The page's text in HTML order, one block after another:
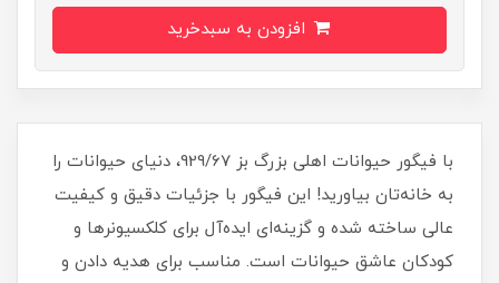
با فیگور حیوانات اهلی بزرگ بز 929/67، دنیای حیوانات را
به خانه‌تان بیاورید! این فیگور با جزئیات دقیق و کیفیت
عالی ساخته شده و گزینه‌ای ایده‌آل برای کلکسیونرها و
کودکان عاشق حیوانات است. مناسب برای هدیه دادن و